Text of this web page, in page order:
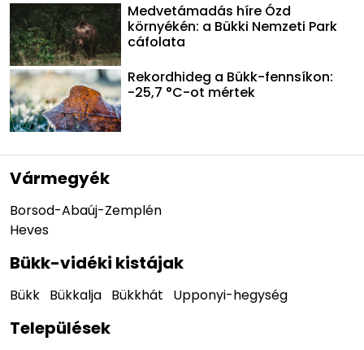
Medvetámadás híre Ózd
környékén: a Bükki Nemzeti Park
cáfolata
Rekordhideg a Bükk-fennsíkon:
-25,7 °C-ot mértek
Vármegyék
Borsod-Abaúj-Zemplén
Heves
Bükk-vidéki kistájak
Bükk Bükkalja Bükkhát Upponyi-hegység
Települések